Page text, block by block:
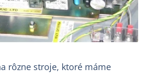
rôzne stroje, ktoré máme